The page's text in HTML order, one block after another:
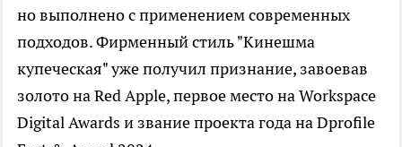
но выполнено с применением современных
подходов. Фирменный стиль "Кинешма
купеческая" уже получил признание, завоевав
золото на Red Apple, первое место на Workspace
Digital Awards и звание проекта года на Dprofile